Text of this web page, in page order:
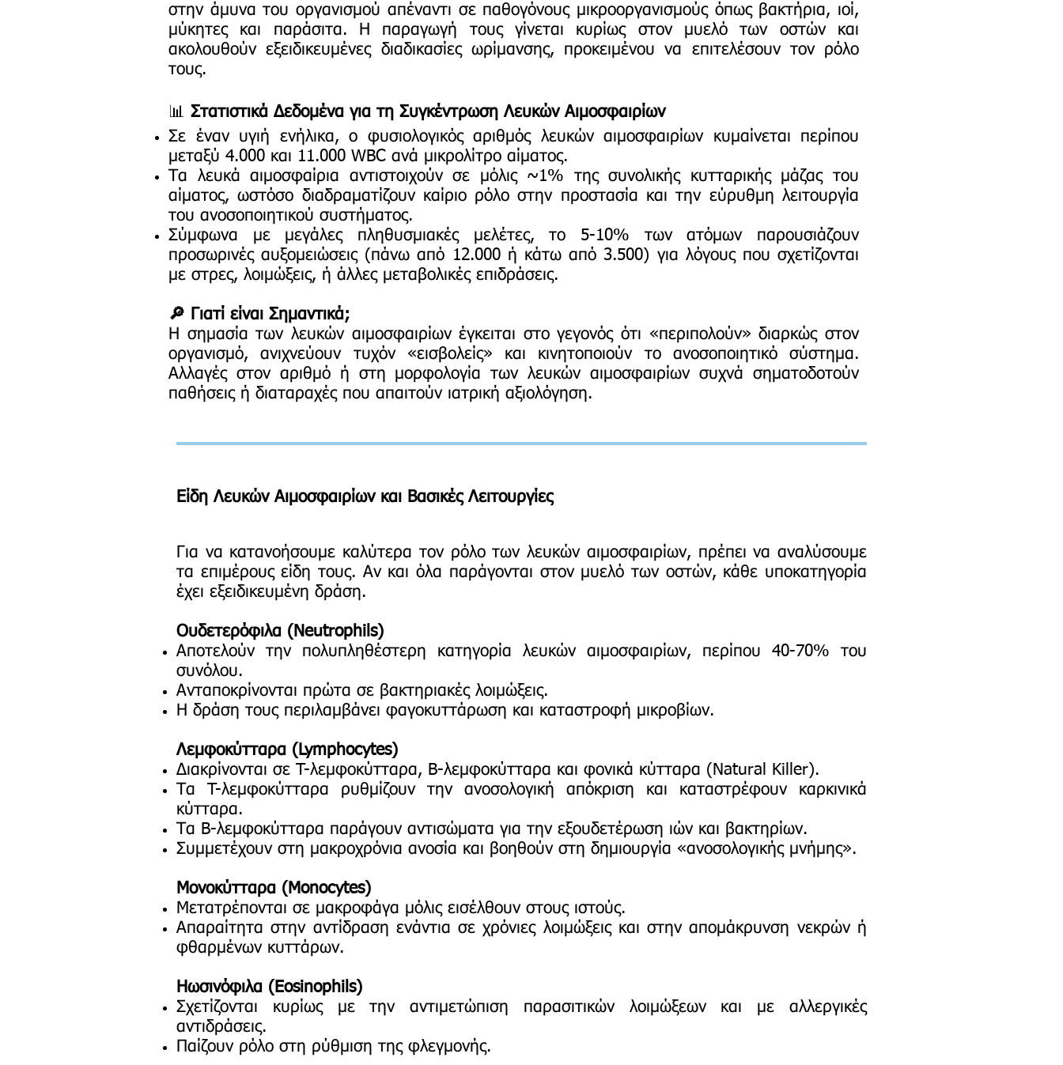
στην άμυνα του οργανισμού απέναντι σε παθογόνους μικροοργανισμούς όπως βακτήρια, ιοί,
μύκητες και παράσιτα. Η παραγωγή τους γίνεται κυρίως στον μυελό των οστών και
ακολουθούν εξειδικευμένες διαδικασίες ωρίμανσης, προκειμένου να επιτελέσουν τον ρόλο
τους.
📊 Στατιστικά Δεδομένα για τη Συγκέντρωση Λευκών Αιμοσφαιρίων
Σε έναν υγιή ενήλικα, ο φυσιολογικός αριθμός λευκών αιμοσφαιρίων κυμαίνεται περίπου
μεταξύ 4.000 και 11.000 WBC ανά μικρολίτρο αίματος.
Τα λευκά αιμοσφαίρια αντιστοιχούν σε μόλις ~1% της συνολικής κυτταρικής μάζας του
αίματος, ωστόσο διαδραματίζουν καίριο ρόλο στην προστασία και την εύρυθμη λειτουργία
του ανοσοποιητικού συστήματος.
Σύμφωνα με μεγάλες πληθυσμιακές μελέτες, το 5-10% των ατόμων παρουσιάζουν
προσωρινές αυξομειώσεις (πάνω από 12.000 ή κάτω από 3.500) για λόγους που σχετίζονται
με στρες, λοιμώξεις, ή άλλες μεταβολικές επιδράσεις.
🔎 Γιατί είναι Σημαντικά;
Η σημασία των λευκών αιμοσφαιρίων έγκειται στο γεγονός ότι «περιπολούν» διαρκώς στον
οργανισμό, ανιχνεύουν τυχόν «εισβολείς» και κινητοποιούν το ανοσοποιητικό σύστημα.
Αλλαγές στον αριθμό ή στη μορφολογία των λευκών αιμοσφαιρίων συχνά σηματοδοτούν
παθήσεις ή διαταραχές που απαιτούν ιατρική αξιολόγηση.
Είδη Λευκών Αιμοσφαιρίων και Βασικές Λειτουργίες
Για να κατανοήσουμε καλύτερα τον ρόλο των λευκών αιμοσφαιρίων, πρέπει να αναλύσουμε
τα επιμέρους είδη τους. Αν και όλα παράγονται στον μυελό των οστών, κάθε υποκατηγορία
έχει εξειδικευμένη δράση.
Ουδετερόφιλα (Neutrophils)
Αποτελούν την πολυπληθέστερη κατηγορία λευκών αιμοσφαιρίων, περίπου 40-70% του
συνόλου.
Ανταποκρίνονται πρώτα σε βακτηριακές λοιμώξεις.
Η δράση τους περιλαμβάνει φαγοκυττάρωση και καταστροφή μικροβίων.
Λεμφοκύτταρα (Lymphocytes)
Διακρίνονται σε T-λεμφοκύτταρα, B-λεμφοκύτταρα και φονικά κύτταρα (Natural Killer).
Τα T-λεμφοκύτταρα ρυθμίζουν την ανοσολογική απόκριση και καταστρέφουν καρκινικά
κύτταρα.
Τα B-λεμφοκύτταρα παράγουν αντισώματα για την εξουδετέρωση ιών και βακτηρίων.
Συμμετέχουν στη μακροχρόνια ανοσία και βοηθούν στη δημιουργία «ανοσολογικής μνήμης».
Μονοκύτταρα (Monocytes)
Μετατρέπονται σε μακροφάγα μόλις εισέλθουν στους ιστούς.
Απαραίτητα στην αντίδραση ενάντια σε χρόνιες λοιμώξεις και στην απομάκρυνση νεκρών ή
φθαρμένων κυττάρων.
Ηωσινόφιλα (Eosinophils)
Σχετίζονται κυρίως με την αντιμετώπιση παρασιτικών λοιμώξεων και με αλλεργικές
αντιδράσεις.
Παίζουν ρόλο στη ρύθμιση της φλεγμονής.